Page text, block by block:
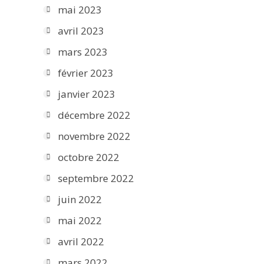
mai 2023
avril 2023
mars 2023
février 2023
janvier 2023
décembre 2022
novembre 2022
octobre 2022
septembre 2022
juin 2022
mai 2022
avril 2022